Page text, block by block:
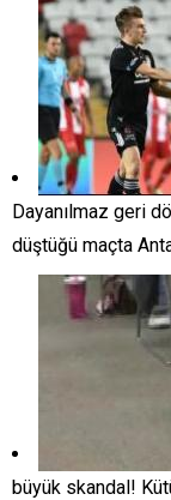
Dayanılmaz geri
düştüğü maçta
büyük skandal!